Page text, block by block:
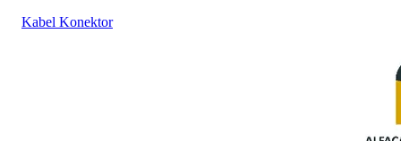
Kabel Konektor